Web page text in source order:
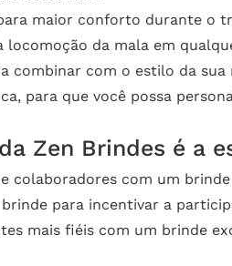
maior conforto durante o
locomoção da mala em
combinar com o estilo da sua
para que você possa
Zen Brindes é a
colaboradores com um
para incentivar a
mais fiéis com um brinde